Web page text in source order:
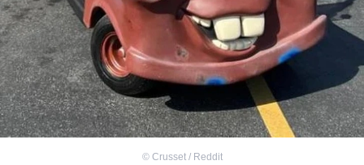
© Crusset / Reddit